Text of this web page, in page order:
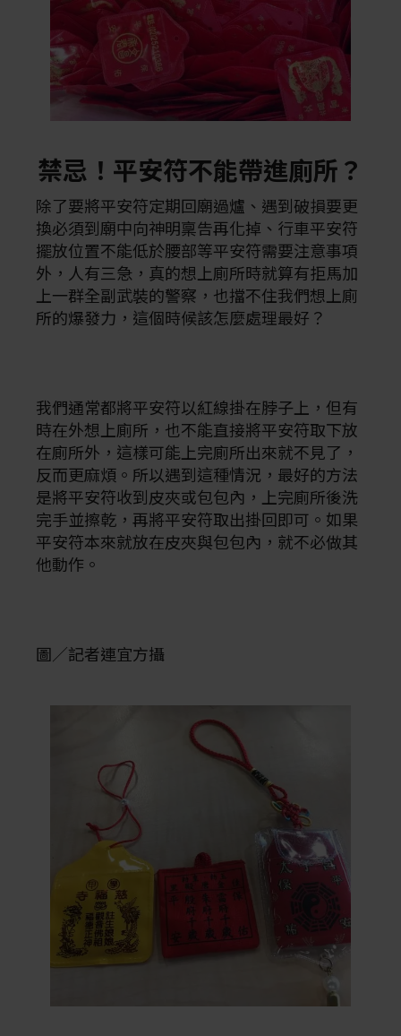
禁忌！平安符不能帶進廁所？
除了要將平安符定期回廟過爐、遇到破損要更
換必須到廟中向神明稟告再化掉、行車平安符
擺放位置不能低於腰部等平安符需要注意事項
外，人有三急，真的想上廁所時就算有拒馬加
上一群全副武裝的警察，也擋不住我們想上廁
所的爆發力，這個時候該怎麼處理最好？
我們通常都將平安符以紅線掛在脖子上，但有
時在外想上廁所，也不能直接將平安符取下放
在廁所外，這樣可能上完廁所出來就不見了，
反而更麻煩。所以遇到這種情況，最好的方法
是將平安符收到皮夾或包包內，上完廁所後洗
完手並擦乾，再將平安符取出掛回即可。如果
平安符本來就放在皮夾與包包內，就不必做其
他動作。
圖／記者連宜方攝